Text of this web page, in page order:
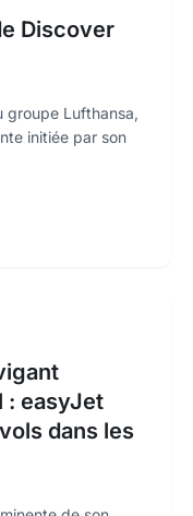
Discover
groupe Lufthansa,
initiée par son
: easyJet
dans les